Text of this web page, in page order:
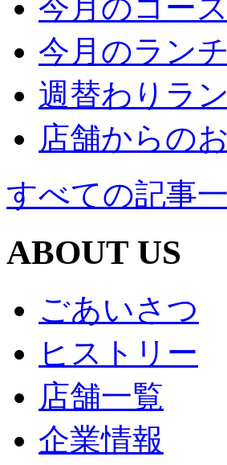
今月のコース
今月のランチ
週替わりラ
店舗からの
すべての記事
ABOUT US
ごあいさつ
ヒストリー
店舗一覧
企業情報